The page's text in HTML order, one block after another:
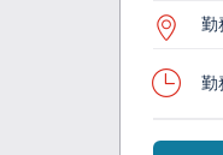
勤
勤